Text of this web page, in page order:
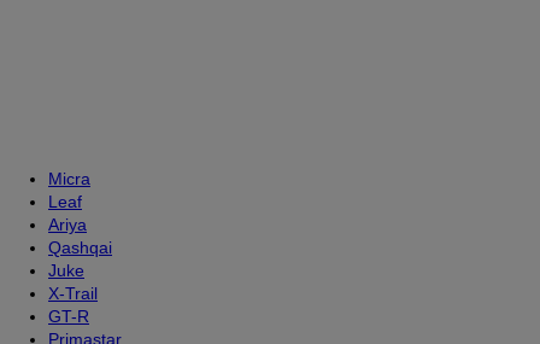
Micra
Leaf
Ariya
Qashqai
Juke
X-Trail
GT-R
Primastar